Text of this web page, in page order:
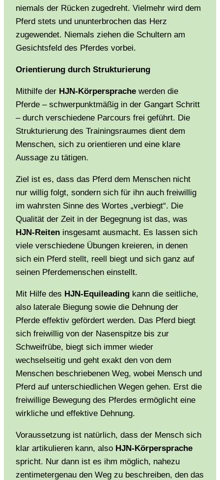
niemals der Rücken zugedreht. Vielmehr wird dem
Pferd stets und ununterbrochen das Herz
zugewendet. Niemals ziehen die Schultern am
Gesichtsfeld des Pferdes vorbei.
Orientierung durch Strukturierung
Mithilfe der HJN-Körpersprache werden die
Pferde – schwerpunktmäßig in der Gangart Schritt
– durch verschiedene Parcours frei geführt. Die
Strukturierung des Trainingsraumes dient dem
Menschen, sich zu orientieren und eine klare
Aussage zu tätigen.
Ziel ist es, dass das Pferd dem Menschen nicht
nur willig folgt, sondern sich für ihn auch freiwillig
im wahrsten Sinne des Wortes „verbiegt“. Die
Qualität der Zeit in der Begegnung ist das, was
HJN-Reiten insgesamt ausmacht. Es lassen sich
viele verschiedene Übungen kreieren, in denen
sich ein Pferd stellt, reell biegt und sich ganz auf
seinen Pferdemenschen einstellt.
Mit Hilfe des HJN-Equileading kann die seitliche,
also laterale Biegung sowie die Dehnung der
Pferde effektiv gefördert werden. Das Pferd biegt
sich freiwillig von der Nasenspitze bis zur
Schweifrübe, biegt sich immer wieder
wechselseitig und geht exakt den von dem
Menschen beschriebenen Weg, wobei Mensch und
Pferd auf unterschiedlichen Wegen gehen. Erst die
freiwillige Bewegung des Pferdes ermöglicht eine
wirkliche und effektive Dehnung.
Voraussetzung ist natürlich, dass der Mensch sich
klar artikulieren kann, also HJN-Körpersprache
spricht. Nur dann ist es ihm möglich, nahezu
zentimetergenau den Weg zu beschreiben, den das